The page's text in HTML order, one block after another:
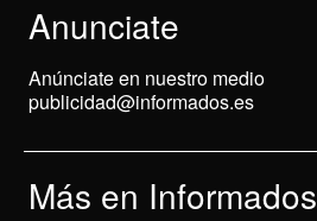
Anunciate
Anúnciate en nuestro medio
publicidad@informados.es
Más en Informados